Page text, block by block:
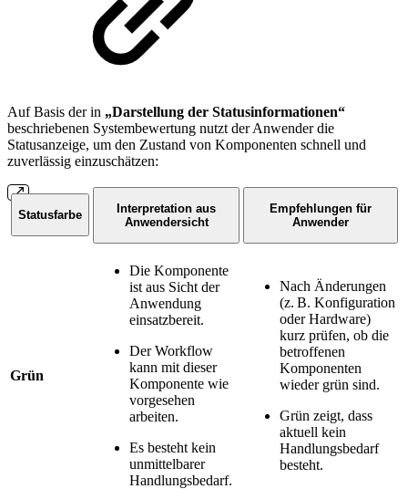
Auf Basis der in „Darstellung der Statusinformationen“
beschriebenen Systembewertung nutzt der Anwender die
Statusanzeige, um den Zustand von Komponenten schnell und
zuverlässig einzuschätzen:
Statusfarbe
Interpretation aus
Anwendersicht
Empfehlungen für
Anwender
Grün
Die Komponente
ist aus Sicht der
Anwendung
einsatzbereit.
Der Workflow
kann mit dieser
Komponente wie
vorgesehen
arbeiten.
Es besteht kein
unmittelbarer
Handlungsbedarf.
Nach Änderungen
(z. B. Konfiguration
oder Hardware)
kurz prüfen, ob die
betroffenen
Komponenten
wieder grün sind.
Grün zeigt, dass
aktuell kein
Handlungsbedarf
besteht.